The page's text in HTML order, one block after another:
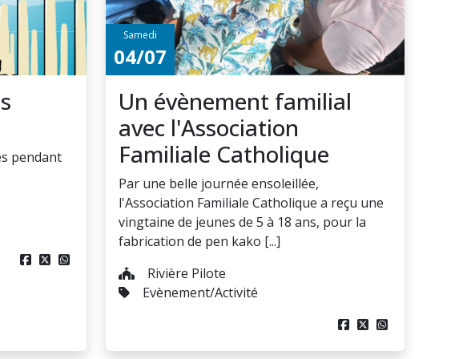
pendant
  
Samedi
04/07
Un évènement familial
avec l'Association
Familiale Catholique
Par une belle journée ensoleillée,
l'Association Familiale Catholique a reçu une
vingtaine de jeunes de 5 à 18 ans, pour la
fabrication de pen kako [...]
Rivière Pilote
Evènement/Activité
  